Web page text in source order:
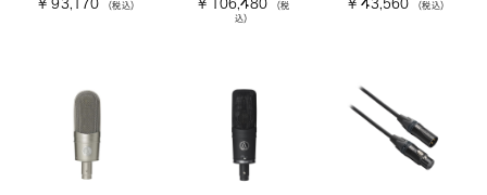
¥ 93,170 （税込） ¥ 106,480
（税
込）
¥ 43,560 （税込）